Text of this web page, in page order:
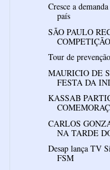
Cresce a
país
SÃO PAULO
Tour de
MAURICIO DE
FESTA DA
KASSAB
CARLOS
NA TARDE
Desap lança TV
FSM